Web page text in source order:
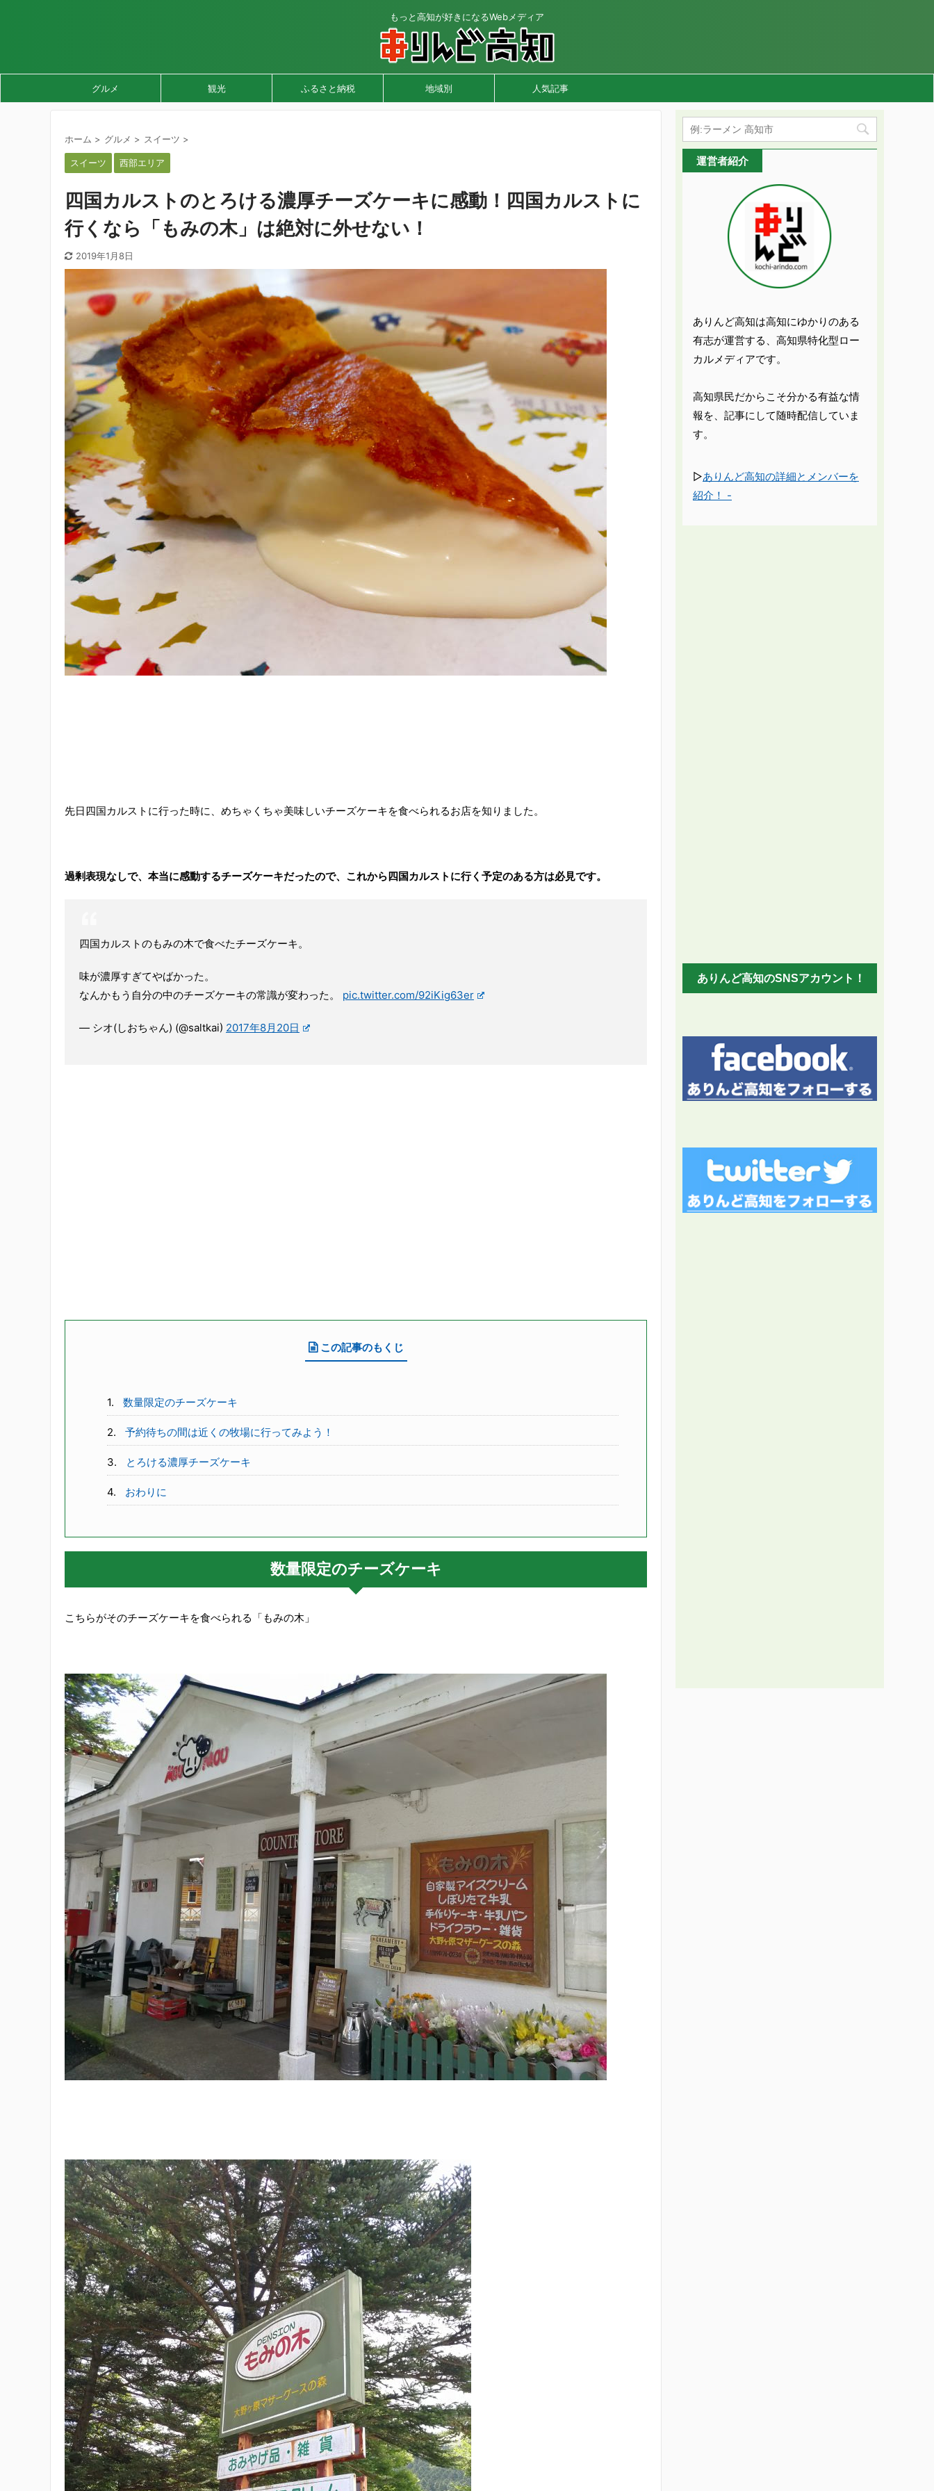
もっと高知が好きになるWebメディア
グルメ 観光 ふるさと納税 地域別 人気記事
ホーム > グルメ > スイーツ >
スイーツ 西部エリア
四国カルストのとろける濃厚チーズケーキに感動！四国カルストに
行くなら「もみの木」は絶対に外せない！
2019年1月8日
先日四国カルストに行った時に、めちゃくちゃ美味しいチーズケーキを食べられるお店を知りました。
過剰表現なしで、本当に感動するチーズケーキだったので、これから四国カルストに行く予定のある方は必見です。
四国カルストのもみの木で食べたチーズケーキ。
味が濃厚すぎてやばかった。
なんかもう自分の中のチーズケーキの常識が変わった。 pic.twitter.com/92iKig63er
— シオ(しおちゃん) (@saltkai) 2017年8月20日
この記事のもくじ
数量限定のチーズケーキ
予約待ちの間は近くの牧場に行ってみよう！
とろける濃厚チーズケーキ
おわりに
数量限定のチーズケーキ
こちらがそのチーズケーキを食べられる「もみの木」
運営者紹介
ありんど高知は高知にゆかりのある
有志が運営する、高知県特化型ロー
カルメディアです。
高知県民だからこそ分かる有益な情
報を、記事にして随時配信していま
す。
▷ありんど高知の詳細とメンバーを
紹介！ -
ありんど高知のSNSアカウント！